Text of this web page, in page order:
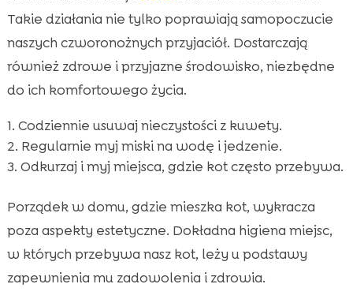
Takie działania nie tylko poprawiają samopoczucie
naszych czworonożnych przyjaciół. Dostarczają
również zdrowe i przyjazne środowisko, niezbędne
do ich komfortowego życia.
Codziennie usuwaj nieczystości z kuwety.
Regularnie myj miski na wodę i jedzenie.
Odkurzaj i myj miejsca, gdzie kot często przebywa.
Porządek w domu, gdzie mieszka kot, wykracza
poza aspekty estetyczne. Dokładna higiena miejsc,
w których przebywa nasz kot, leży u podstawy
zapewnienia mu zadowolenia i zdrowia.